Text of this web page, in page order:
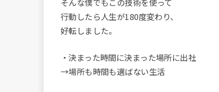
行動したら人生が180度変わり、
好転しました。
・決まった時間に決まった場所に出社
→場所も時間も選ばない生活